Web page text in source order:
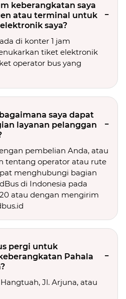
keberangkatan saya
atau terminal untuk
saya?
di konter 1 jam
tiket elektronik
operator bus yang
saya dapat
layanan pelanggan
pembelian Anda, atau
tentang operator atau rute
menghubungi bagian
di Indonesia pada
atau dengan mengirim
pergi untuk
Pahala
Jl. Arjuna, atau